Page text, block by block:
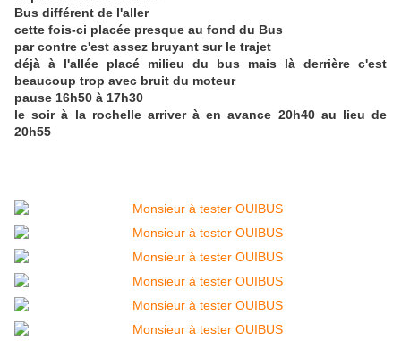
Bus différent de l'aller
cette fois-ci placée presque au fond du Bus
par contre c'est assez bruyant sur le trajet
déjà à l'allée placé milieu du bus mais là derrière c'est
beaucoup trop avec bruit du moteur
pause 16h50 à 17h30
le soir à la rochelle arriver à en avance 20h40 au lieu de
20h55